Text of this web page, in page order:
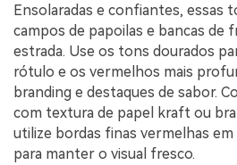
Ensolaradas e confiantes, essas
campos de papoilas e bancas de
estrada. Use os tons dourados
rótulo e os vermelhos mais
branding e destaques de sabor.
com textura de papel kraft ou
utilize bordas finas vermelhas
para manter o visual fresco.